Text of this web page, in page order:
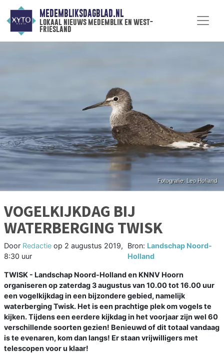
MEDEMBLIKSDAGBLAD.NL
lokaal nieuws medemblik en west-
friesland
VOGELKIJKDAG BIJ
WATERBERGING TWISK
Door Redactie op 2 augustus 2019,
8:30 uur
Bron: Landschap Noord-
Holland
TWISK - Landschap Noord-Holland en KNNV Hoorn
organiseren op zaterdag 3 augustus van 10.00 tot 16.00 uur
een vogelkijkdag in een bijzondere gebied, namelijk
waterberging Twisk. Het is een prachtige plek om vogels te
kijken. Tijdens een eerdere kijkdag in het voorjaar zijn wel 60
verschillende soorten gezien! Benieuwd of dit totaal vandaag
is te evenaren, kom dan langs! Er staan vrijwilligers met
telescopen voor u klaar!